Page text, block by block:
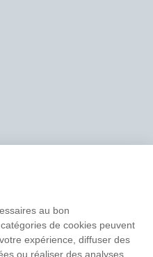
au bon
de cookies peuvent
expérience, diffuser des
ou réaliser des analyses